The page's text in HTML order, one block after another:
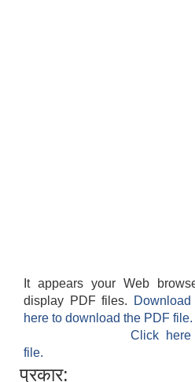
It appears your Web
display PDF files.
here to download the PDF file.
Click
file.
प्रकार: